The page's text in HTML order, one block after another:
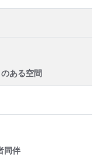
ある空間
同伴